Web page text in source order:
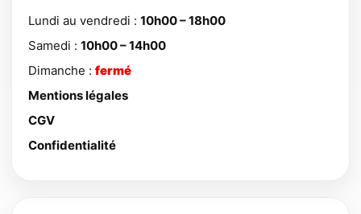
Lundi au vendredi : 10h00 – 18h00
Samedi : 10h00 – 14h00
Dimanche : fermé
Mentions légales
CGV
Confidentialité